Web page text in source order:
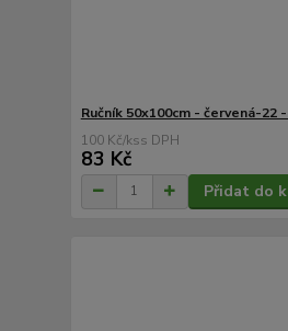
Ručník 50x100cm - červená-22
100 Kč/ks
83 Kč
Přidat do